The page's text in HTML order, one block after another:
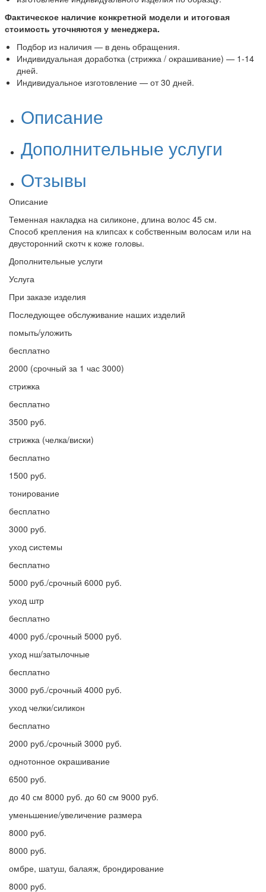
Фактическое наличие конкретной модели и итоговая
стоимость уточняются у менеджера.
Подбор из наличия — в день обращения.
Индивидуальная доработка (стрижка / окрашивание) — 1-14
дней.
Индивидуальное изготовление — от 30 дней.
Описание
Дополнительные услуги
Отзывы
Описание
Теменная накладка на силиконе, длина волос 45 см.
Способ крепления на клипсах к собственным волосам или на
двусторонний скотч к коже головы.
Дополнительные услуги
Услуга
При заказе изделия
Последующее обслуживание наших изделий
помыть/уложить
бесплатно
2000 (срочный за 1 час 3000)
стрижка
бесплатно
3500 руб.
стрижка (челка/виски)
бесплатно
1500 руб.
тонирование
бесплатно
3000 руб.
уход системы
бесплатно
5000 руб./срочный 6000 руб.
уход штр
бесплатно
4000 руб./срочный 5000 руб.
уход нш/затылочные
бесплатно
3000 руб./срочный 4000 руб.
уход челки/силикон
бесплатно
2000 руб./срочный 3000 руб.
однотонное окрашивание
6500 руб.
до 40 см 8000 руб. до 60 см 9000 руб.
уменьшение/увеличение размера
8000 руб.
8000 руб.
омбре, шатуш, балаяж, брондирование
8000 руб.